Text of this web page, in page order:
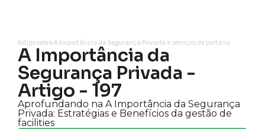
Artigo sobre A Importância da Segurança Privada e serviços de portaria
A Importância da
Segurança Privada -
Artigo - 197
Aprofundando na A Importância da Segurança
Privada: Estratégias e Benefícios da gestão de
facilities